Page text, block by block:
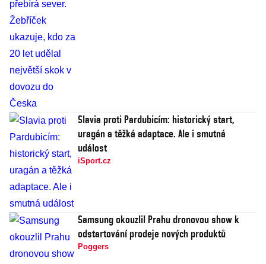
Slavia proti Pardubicím: historický start,
uragán a těžká adaptace. Ale i smutná
událost
iSport.cz
Samsung okouzlil Prahu dronovou show k
odstartování prodeje nových produktů
Poggers